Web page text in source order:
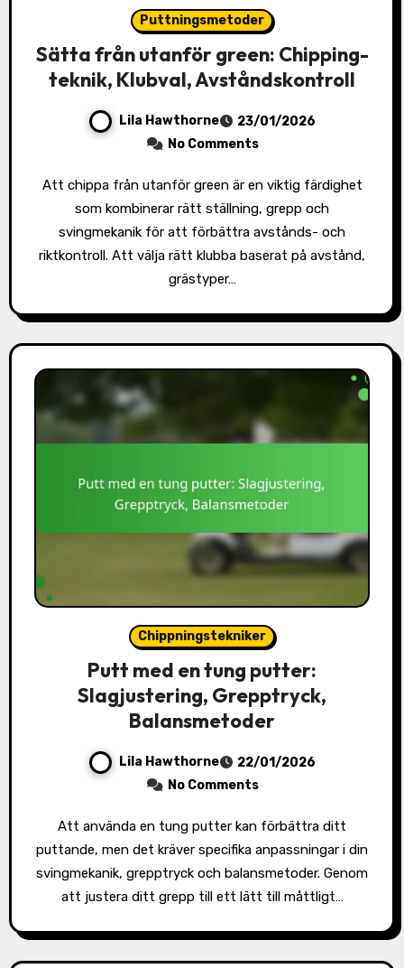
Puttningsmetoder
Sätta från utanför green: Chipping-
teknik, Klubval, Avståndskontroll
Lila Hawthorne
23/01/2026
No Comments
Att chippa från utanför green är en viktig färdighet
som kombinerar rätt ställning, grepp och
svingmekanik för att förbättra avstånds- och
riktkontroll. Att välja rätt klubba baserat på avstånd,
grästyper…
Chippningstekniker
Putt med en tung putter:
Slagjustering, Grepptryck,
Balansmetoder
Lila Hawthorne
22/01/2026
No Comments
Att använda en tung putter kan förbättra ditt
puttande, men det kräver specifika anpassningar i din
svingmekanik, grepptryck och balansmetoder. Genom
att justera ditt grepp till ett lätt till måttligt…